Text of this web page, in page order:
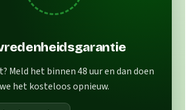
Meld het binnen 48 uur en dan doen
we het kosteloos opnieuw.